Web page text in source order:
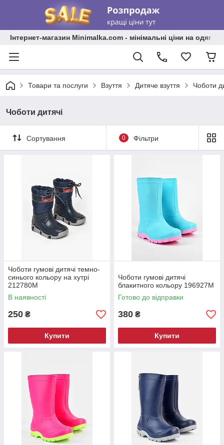
Інтернет-магазин Minimalka.com - мінімальні ціни на одяг
Товари та послуги Взуття Дитяче взуття Чоботи
Чоботи дитячі
Сортування 0 Фільтри
Чоботи гумові дитячі темно-
синього кольору на хутрі
212780M
В наявності
250 ₴
Купити
Чоботи гумові дитячі
блакитного кольору 196927M
Готово до відправки
380 ₴
Купити